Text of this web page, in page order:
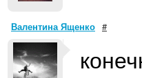
Валентина Ященко #